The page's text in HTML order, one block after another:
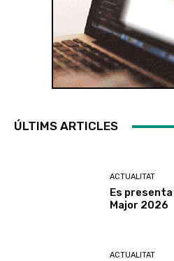
ÚLTIMS ARTICLES
ACTUALITAT
Es
Major 2026
ACTUALITAT